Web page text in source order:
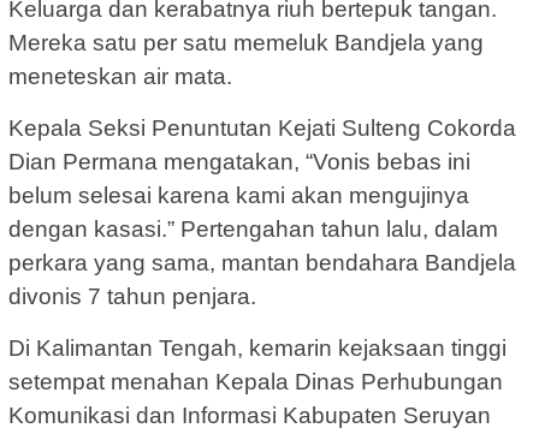
Keluarga dan kerabatnya riuh bertepuk tangan.
Mereka satu per satu memeluk Bandjela yang
meneteskan air mata.
Kepala Seksi Penuntutan Kejati Sulteng Cokorda
Dian Permana mengatakan, “Vonis bebas ini
belum selesai karena kami akan mengujinya
dengan kasasi.” Pertengahan tahun lalu, dalam
perkara yang sama, mantan bendahara Bandjela
divonis 7 tahun penjara.
Di Kalimantan Tengah, kemarin kejaksaan tinggi
setempat menahan Kepala Dinas Perhubungan
Komunikasi dan Informasi Kabupaten Seruyan